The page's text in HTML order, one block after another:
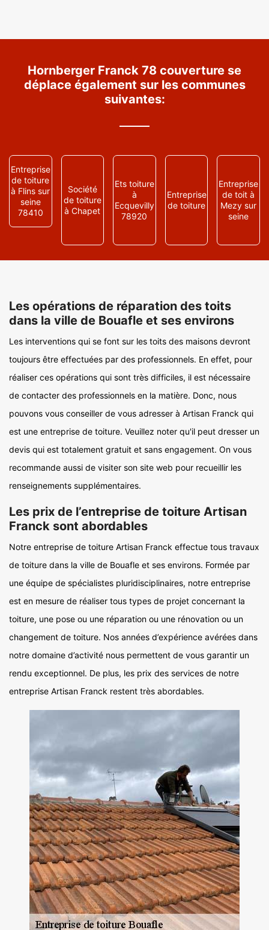
Hornberger Franck 78 couverture se
déplace également sur les communes
suivantes:
Entreprise
de toiture
à Flins sur
seine
78410
Société
de toiture
à Chapet
Ets toiture
à
Ecquevilly
78920
Entreprise
de toiture
Entreprise
de toit à
Mezy sur
seine
Les opérations de réparation des toits
dans la ville de Bouafle et ses environs
Les interventions qui se font sur les toits des maisons devront
toujours être effectuées par des professionnels. En effet, pour
réaliser ces opérations qui sont très difficiles, il est nécessaire
de contacter des professionnels en la matière. Donc, nous
pouvons vous conseiller de vous adresser à Artisan Franck qui
est une entreprise de toiture. Veuillez noter qu'il peut dresser un
devis qui est totalement gratuit et sans engagement. On vous
recommande aussi de visiter son site web pour recueillir les
renseignements supplémentaires.
Les prix de l’entreprise de toiture Artisan
Franck sont abordables
Notre entreprise de toiture Artisan Franck effectue tous travaux
de toiture dans la ville de Bouafle et ses environs. Formée par
une équipe de spécialistes pluridisciplinaires, notre entreprise
est en mesure de réaliser tous types de projet concernant la
toiture, une pose ou une réparation ou une rénovation ou un
changement de toiture. Nos années d’expérience avérées dans
notre domaine d’activité nous permettent de vous garantir un
rendu exceptionnel. De plus, les prix des services de notre
entreprise Artisan Franck restent très abordables.